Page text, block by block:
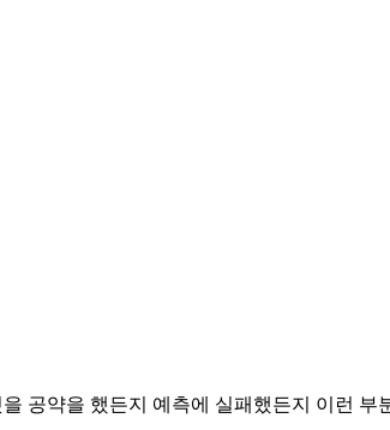
공약을 했든지 예측에 실패했든지 이런